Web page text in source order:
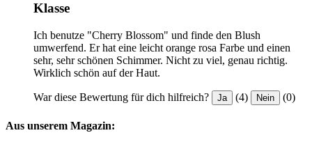
Klasse
Ich benutze "Cherry Blossom" und finde den Blush
umwerfend. Er hat eine leicht orange rosa Farbe und einen
sehr, sehr schönen Schimmer. Nicht zu viel, genau richtig.
Wirklich schön auf der Haut.
War diese Bewertung für dich hilfreich? Ja (4) Nein (0)
Aus unserem Magazin: